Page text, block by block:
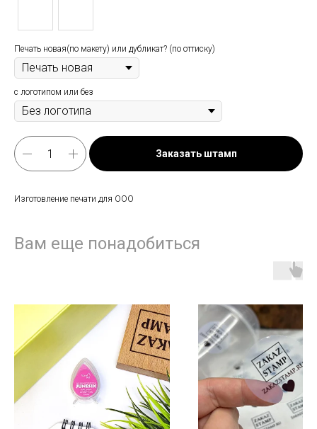
Печать новая(по макету) или дубликат? (по оттиску)
с логотипом или без
Заказать штамп
Изготовление печати для ООО
Вам еще понадобиться